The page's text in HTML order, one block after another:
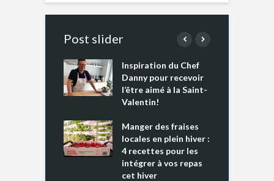
Post slider
Inspiration du Chef
Danny pour recevoir
l’être aimé à la Saint-
Valentin!
Manger des fraises
locales en plein hiver :
4 recettes pour les
intégrer à vos repas
cet hiver